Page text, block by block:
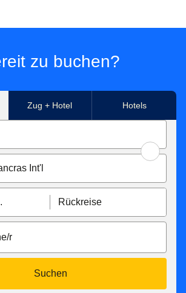
zu buchen?
Zug + Hotel Hotels
Rückreise
r
Suchen